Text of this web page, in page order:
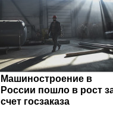
Машиностроение в
России пошло в рост
счет госзаказа